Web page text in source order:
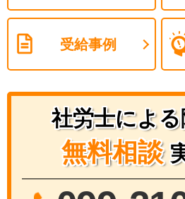
受給事例
社労士によ
無料相談